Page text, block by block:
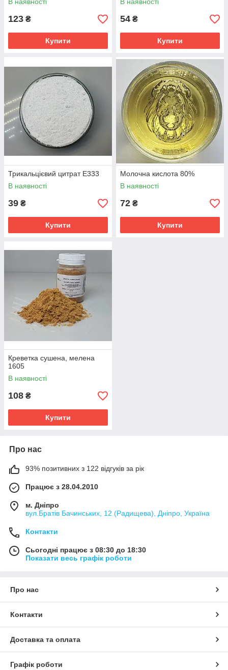
В наявності
123 ₴
Купити
В наявності
54 ₴
Купити
Трикальцієвий цитрат Е333
В наявності
39 ₴
Купити
Молочна кислота 80%
В наявності
72 ₴
Купити
Креветка сушена, мелена
1605
В наявності
108 ₴
Купити
Про нас
93% позитивних з 122 відгуків за рік
Працює з 28.04.2010
м. Дніпро
вул.Братів Бачинських, 12 (Радищева), Дніпро, Україна
Контакти
Сьогодні працює з 08:30 до 18:30
Показати весь графік роботи
Про нас
Контакти
Доставка та оплата
Графік роботи